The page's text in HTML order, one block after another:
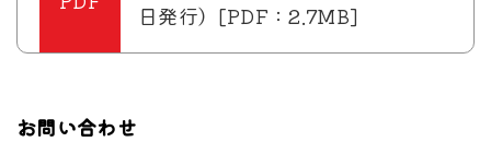
日発行）[PDF：2.7MB]
お問い合わせ